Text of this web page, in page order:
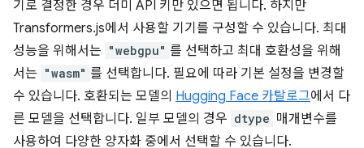
기로 결정한 경우 더미 API 키만 있으면 됩니다. 하지만
Transformers.js에서 사용할 기기를 구성할 수 있습니다. 최대
성능을 위해서는 "webgpu" 를 선택하고 최대 호환성을 위해
서는 "wasm" 를 선택합니다. 필요에 따라 기본 설정을 변경할
수 있습니다. 호환되는 모델의 Hugging Face 카탈로그에서 다
른 모델을 선택합니다. 일부 모델의 경우 dtype 매개변수를
사용하여 다양한 양자화 중에서 선택할 수 있습니다.